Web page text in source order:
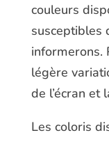
couleurs
susceptibles
informerons.
légère
de l’écran et
Les coloris